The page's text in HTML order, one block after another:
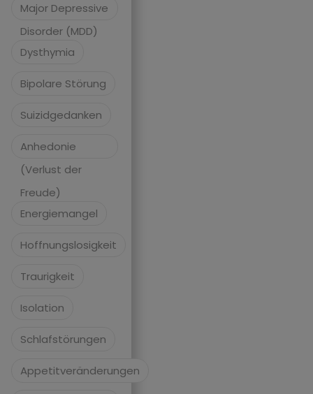
Major Depressive
Disorder (MDD)
Dysthymia
Bipolare Störung
Suizidgedanken
Anhedonie
(Verlust der
Freude)
Energiemangel
Hoffnungslosigkeit
Traurigkeit
Isolation
Schlafstörungen
Appetitveränderungen